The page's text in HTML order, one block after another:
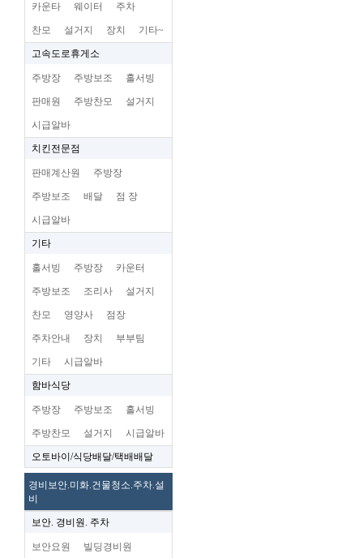
카운타 웨이터 주차
찬모 설거지 장치 기타~
고속도로휴게소
주방장 주방보조 홀서빙
판매원 주방찬모 설거지
시급알바
치킨전문점
판매계산원 주방장
주방보조 배달 점 장
시급알바
기타
홀서빙 주방장 카운터
주방보조 조리사 설거지
찬모 영양사 점장
주차안내 장치 부부팀
기타 시급알바
함바식당
주방장 주방보조 홀서빙
주방찬모 설거지 시급알바
오토바이/식당배달/택배배달
경비보안.미화.건물청소.주차.설
비
보안. 경비원. 주차
보안요원 빌딩경비원